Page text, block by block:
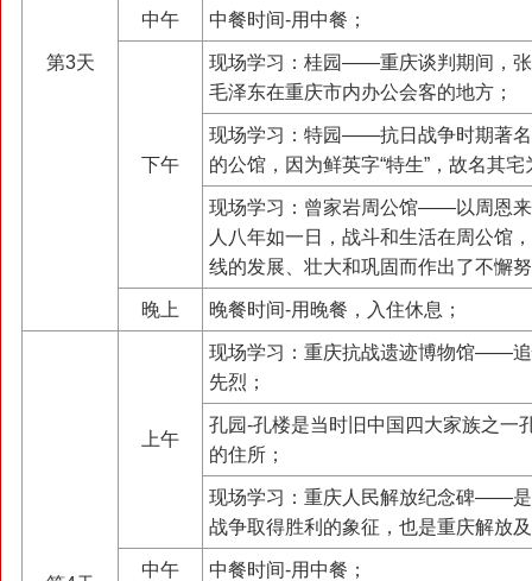
第3天
中午 中餐时间-用中餐；
下午
现场学习：桂园——重庆谈判期间，
毛泽东在重庆市内办公会客的地方；
现场学习：特园——抗日战争时期著
的公馆，因为鲜英字“特生”，故名其宅
现场学习：曾家岩周公馆——以周恩
人八年如一日，战斗和生活在周公馆
线的发展、壮大和巩固而作出了不懈
晚上 晚餐时间-用晚餐，入住休息；
上午
现场学习：重庆抗战遗迹博物馆——
先烈；
孔园-孔楼是当时旧中国四大家族之一
的住所；
现场学习：重庆人民解放纪念碑——
战争取得胜利的象征，也是重庆解放
中午 中餐时间-用中餐；